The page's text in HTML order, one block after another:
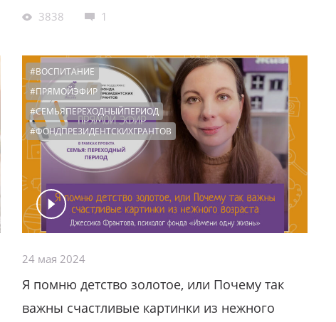
3838 1
#ВОСПИТАНИЕ
#ПРЯМОЙЭФИР
#СЕМЬЯПЕРЕХОДНЫЙПЕРИОД
#ФОНДПРЕЗИДЕНТСКИХГРАНТОВ
24 мая 2024
Я помню детство золотое, или Почему так
важны счастливые картинки из нежного